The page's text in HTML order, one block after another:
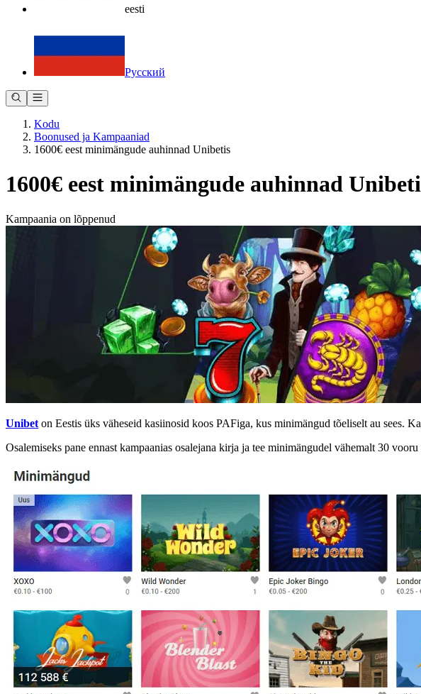
eesti
Русский
Kodu
Boonused ja Kampaaniad
1600€ eest minimängude auhinnad Unibetis
1600€ eest minimängude auhinnad
Kampaania on lõppenud
Unibet on Eestis üks väheseid kasiinosid koos PAFiga, kus minimängud tõeliselt au sees.
Osalemiseks pane ennast kampaanias osalejana kirja ja tee minimängudel vähemalt 30